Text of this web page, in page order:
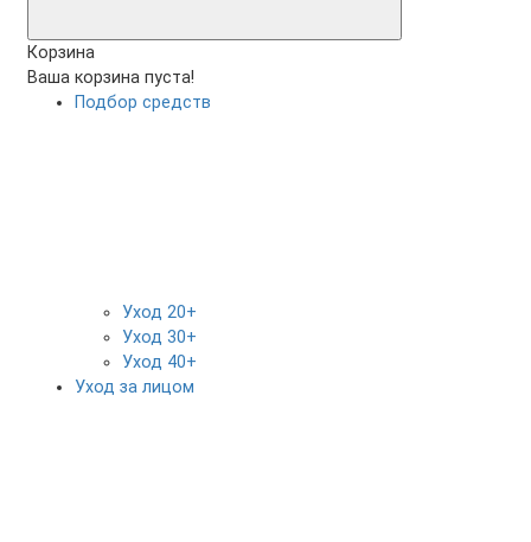
Корзина
Ваша корзина пуста!
Подбор средств
Уход 20+
Уход 30+
Уход 40+
Уход за лицом